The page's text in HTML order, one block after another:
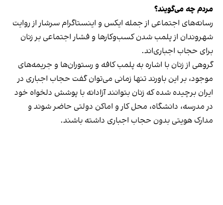
مردم چه می‌گویند؟
رسانه‎‌های اجتماعی از جمله ایکس و اینستاگرام سرشار از روایت
شهروندان از پلمب شدن کسب‌وکارها و فشار اجتماعی بر زنان
برای حجاب اجباری‌اند.
گروهی از زنان با اشاره به پلمب کافه و رستوران‌ها و جریمه‌های
موجود، بر این باورند تنها زمانی می‌توان گفت حجاب اجباری در
ایران برچیده شده که زنان بتوانند آزادانه با پوشش دلخواه خود
در مدرسه، دانشگاه، محل کار و اماکن دولتی حاضر شوند و
مدارک هویتی بدون حجاب اجباری داشته باشند.